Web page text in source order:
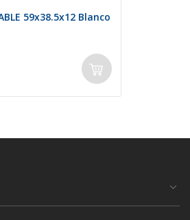
59x38.5x12 Blanco